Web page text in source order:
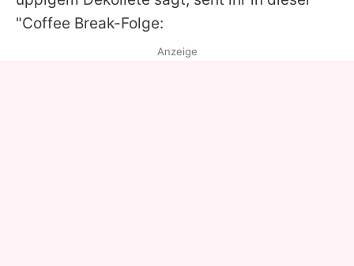
"Coffee Break-Folge:
Anzeige